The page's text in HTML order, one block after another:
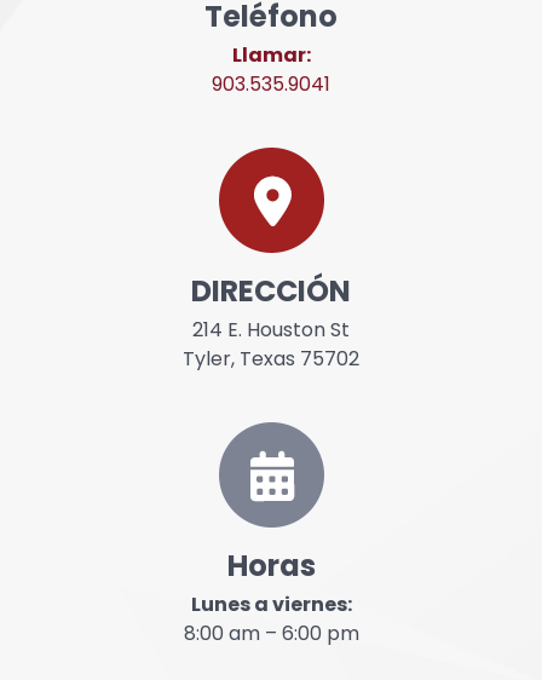
Teléfono
Llamar:
903.535.9041
DIRECCIÓN
214 E. Houston St
Tyler, Texas 75702
Horas
Lunes a viernes:
8:00 am – 6:00 pm